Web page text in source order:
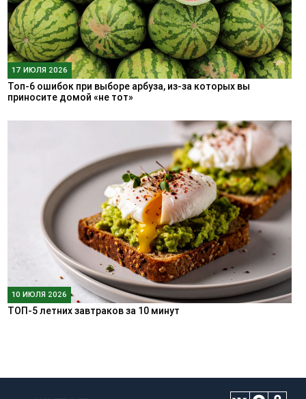
17 ИЮЛЯ 2026
Топ-6 ошибок при выборе арбуза, из-за которых вы
приносите домой «не тот»
10 ИЮЛЯ 2026
ТОП-5 летних завтраков за 10 минут